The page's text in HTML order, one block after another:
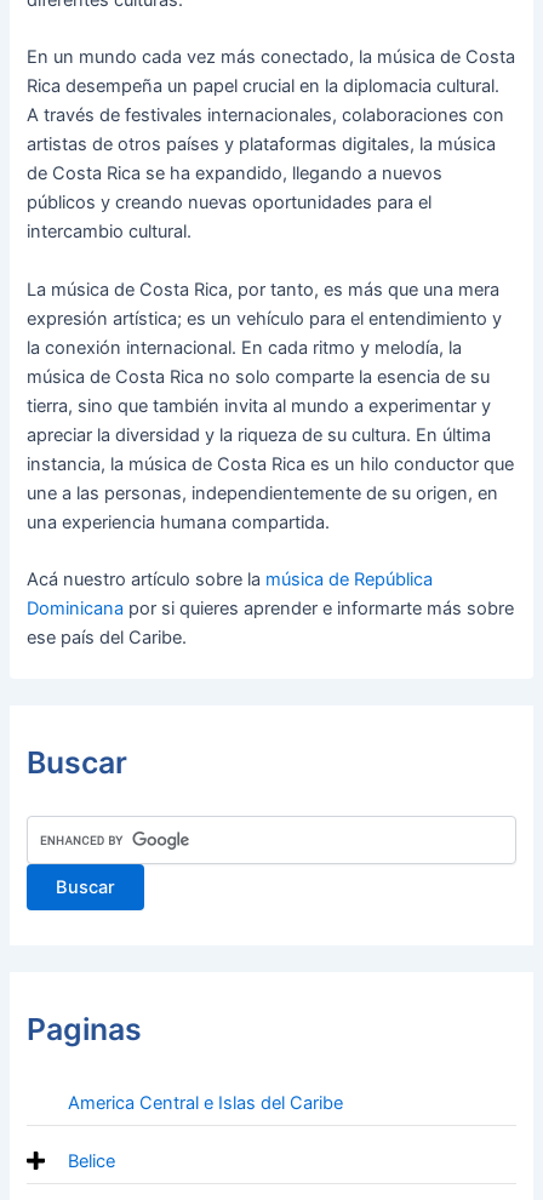
En un mundo cada vez más conectado, la música de Costa
Rica desempeña un papel crucial en la diplomacia cultural.
A través de festivales internacionales, colaboraciones con
artistas de otros países y plataformas digitales, la música
de Costa Rica se ha expandido, llegando a nuevos
públicos y creando nuevas oportunidades para el
intercambio cultural.
La música de Costa Rica, por tanto, es más que una mera
expresión artística; es un vehículo para el entendimiento y
la conexión internacional. En cada ritmo y melodía, la
música de Costa Rica no solo comparte la esencia de su
tierra, sino que también invita al mundo a experimentar y
apreciar la diversidad y la riqueza de su cultura. En última
instancia, la música de Costa Rica es un hilo conductor que
une a las personas, independientemente de su origen, en
una experiencia humana compartida.
Acá nuestro artículo sobre la música de República
Dominicana por si quieres aprender e informarte más sobre
ese país del Caribe.
Buscar
Paginas
America Central e Islas del Caribe
Belice